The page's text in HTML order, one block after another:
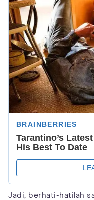
Jadi, berhati-hatilah